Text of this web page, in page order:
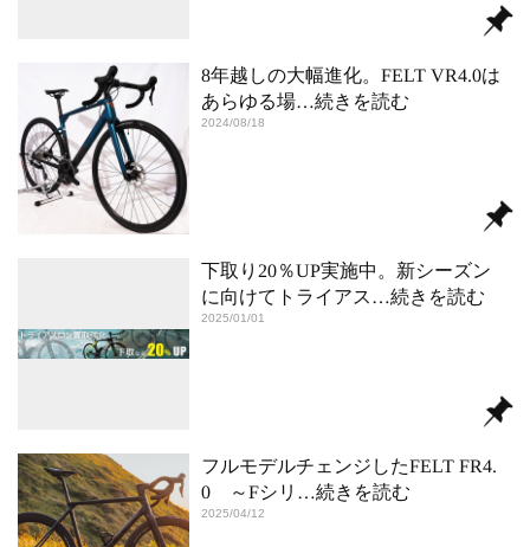
8年越しの大幅進化。FELT VR4.0は
あらゆる場…続きを読む
2024/08/18
下取り20％UP実施中。新シーズン
に向けてトライアス …続きを読む
2025/01/01
フルモデルチェンジしたFELT FR4.
0 ～Fシリ …続きを読む
2025/04/12